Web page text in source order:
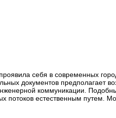
себя в современных
документов предполагает
коммуникации.
естественным путем.